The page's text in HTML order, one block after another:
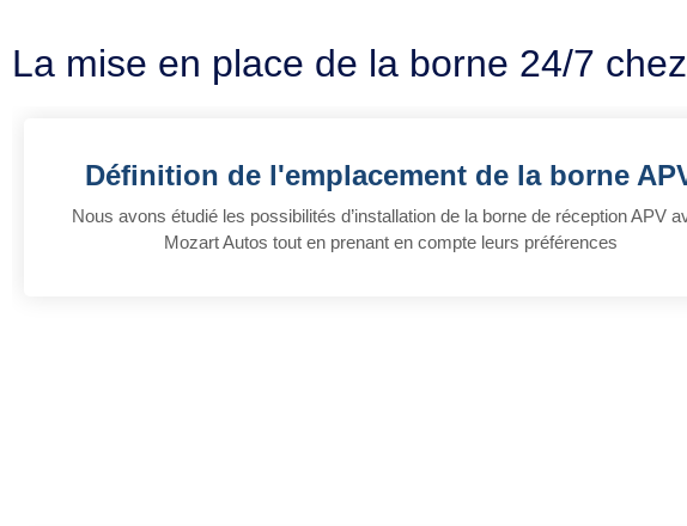
La mise en place de la borne 24/7
Définition de l'emplacement de la borne
Nous avons étudié les possibilités d’installation de la borne de réception APV
Mozart Autos tout en prenant en compte leurs préférences